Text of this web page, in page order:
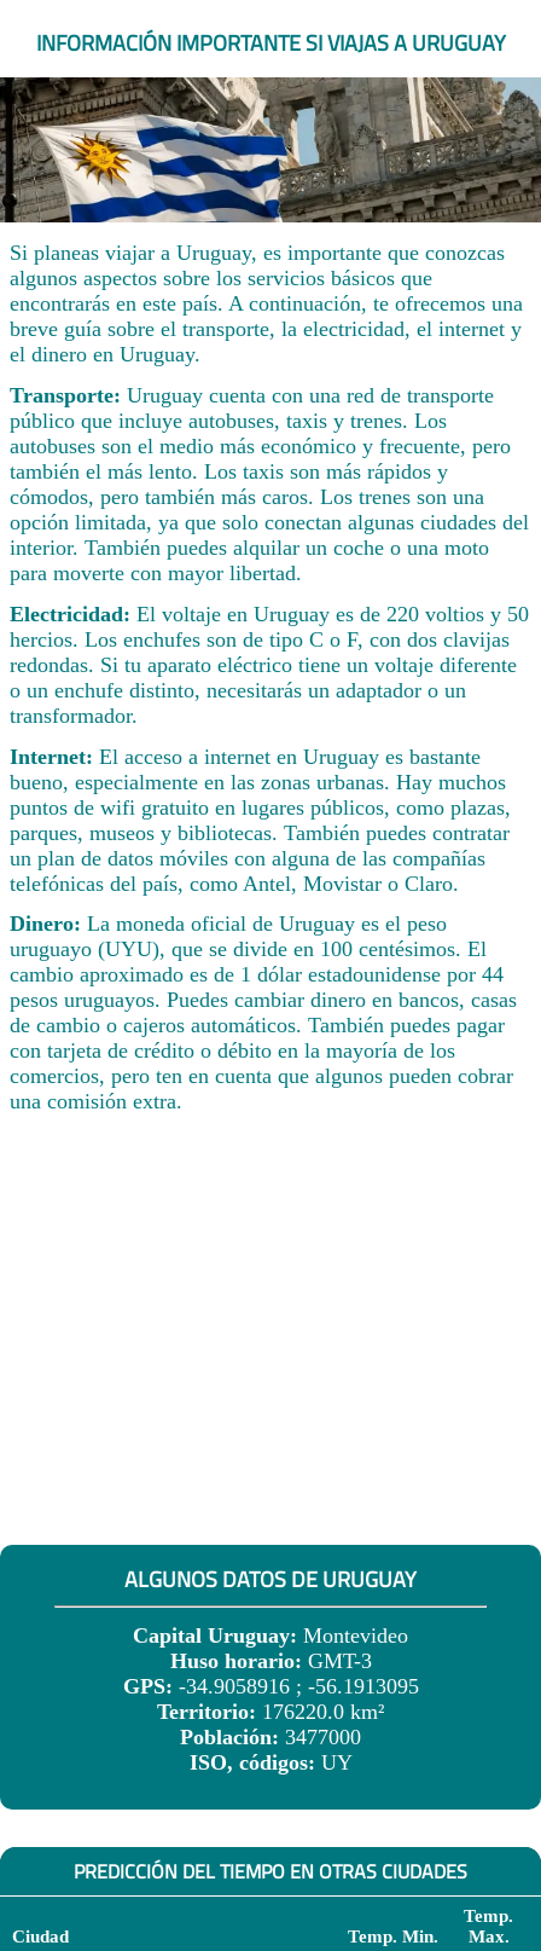
INFORMACIÓN IMPORTANTE SI VIAJAS A URUGUAY
Si planeas viajar a Uruguay, es importante que conozcas
algunos aspectos sobre los servicios básicos que
encontrarás en este país. A continuación, te ofrecemos una
breve guía sobre el transporte, la electricidad, el internet y
el dinero en Uruguay.
Transporte: Uruguay cuenta con una red de transporte
público que incluye autobuses, taxis y trenes. Los
autobuses son el medio más económico y frecuente, pero
también el más lento. Los taxis son más rápidos y
cómodos, pero también más caros. Los trenes son una
opción limitada, ya que solo conectan algunas ciudades del
interior. También puedes alquilar un coche o una moto
para moverte con mayor libertad.
Electricidad: El voltaje en Uruguay es de 220 voltios y 50
hercios. Los enchufes son de tipo C o F, con dos clavijas
redondas. Si tu aparato eléctrico tiene un voltaje diferente
o un enchufe distinto, necesitarás un adaptador o un
transformador.
Internet: El acceso a internet en Uruguay es bastante
bueno, especialmente en las zonas urbanas. Hay muchos
puntos de wifi gratuito en lugares públicos, como plazas,
parques, museos y bibliotecas. También puedes contratar
un plan de datos móviles con alguna de las compañías
telefónicas del país, como Antel, Movistar o Claro.
Dinero: La moneda oficial de Uruguay es el peso
uruguayo (UYU), que se divide en 100 centésimos. El
cambio aproximado es de 1 dólar estadounidense por 44
pesos uruguayos. Puedes cambiar dinero en bancos, casas
de cambio o cajeros automáticos. También puedes pagar
con tarjeta de crédito o débito en la mayoría de los
comercios, pero ten en cuenta que algunos pueden cobrar
una comisión extra.
ALGUNOS DATOS DE URUGUAY
Capital Uruguay: Montevideo
Huso horario: GMT-3
GPS: -34.9058916 ; -56.1913095
Territorio: 176220.0 km²
Población: 3477000
ISO, códigos: UY
PREDICCIÓN DEL TIEMPO EN OTRAS CIUDADES
Ciudad Temp. Min.
Temp.
Max.